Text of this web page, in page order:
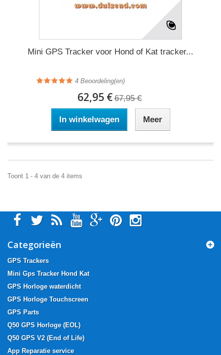
Mini GPS Tracker voor Hond of Kat tracker...
4 Beoordeling(en)
62,95 € 67,95 €
In winkelwagen Meer
Toont 1 - 4 van de 4 items
Categorieën
GPS Trackers
Mini Gps Tracker Hond Kat
GPS Horloge waterdicht
GPS Horloge Touchscreen
GPS Parts
Q50 GPS Horloge (EOL)
Q50 GPS V2 (End of Life)
App Reparatie service